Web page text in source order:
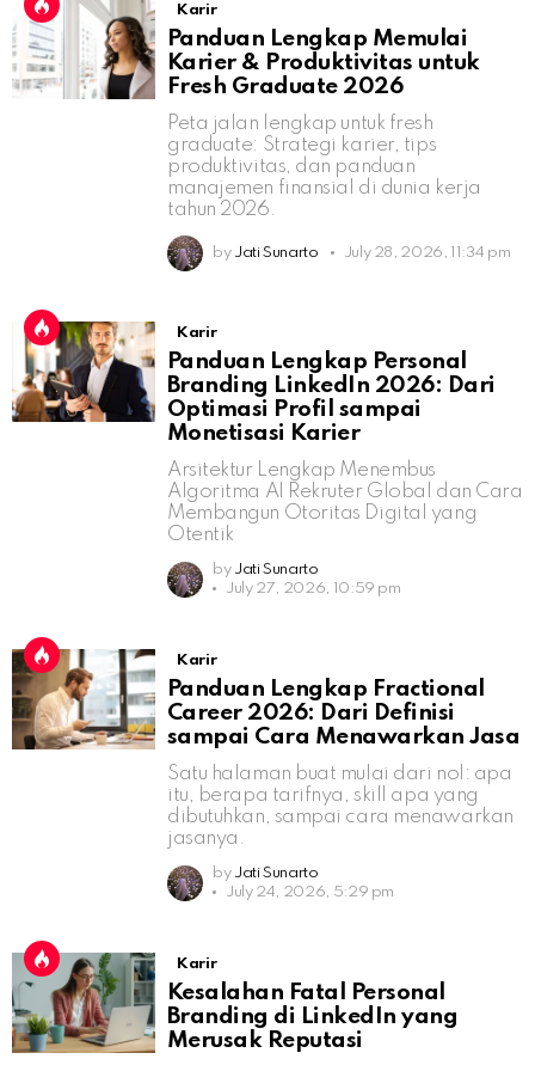
Karir
Panduan Lengkap Memulai
Karier & Produktivitas untuk
Fresh Graduate 2026
Peta jalan lengkap untuk fresh
graduate: Strategi karier, tips
produktivitas, dan panduan
manajemen finansial di dunia kerja
tahun 2026.
by Jati Sunarto July 28, 2026, 11:34 pm
Karir
Panduan Lengkap Personal
Branding LinkedIn 2026: Dari
Optimasi Profil sampai
Monetisasi Karier
Arsitektur Lengkap Menembus
Algoritma AI Rekruter Global dan Cara
Membangun Otoritas Digital yang
Otentik
by Jati Sunarto
July 27, 2026, 10:59 pm
Karir
Panduan Lengkap Fractional
Career 2026: Dari Definisi
sampai Cara Menawarkan Jasa
Satu halaman buat mulai dari nol: apa
itu, berapa tarifnya, skill apa yang
dibutuhkan, sampai cara menawarkan
jasanya.
by Jati Sunarto
July 24, 2026, 5:29 pm
Karir
Kesalahan Fatal Personal
Branding di LinkedIn yang
Merusak Reputasi